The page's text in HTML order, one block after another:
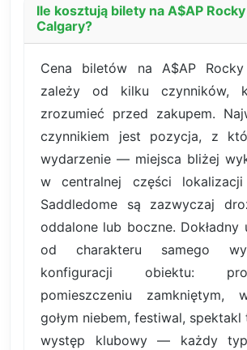
Ile kosztują bilety na A$AP
Calgary?
Cena biletów na A$AP
zależy od kilku czynników,
zrozumieć przed zakupem.
czynnikiem jest pozycja, z
wydarzenie — miejsca bliżej
w centralnej części lokalizacji
Saddledome są zazwyczaj
oddalone lub boczne. Dokładny
od charakteru samego
konfiguracji obiektu:
pomieszczeniu zamkniętym,
gołym niebem, festiwal,
występ klubowy — każdy